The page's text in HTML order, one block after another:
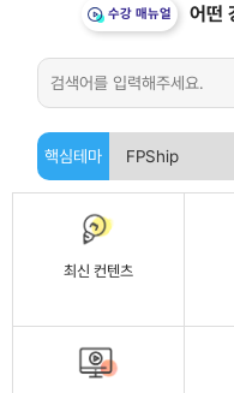
수강 매뉴얼 어떤
핵심테마
최신 컨텐츠